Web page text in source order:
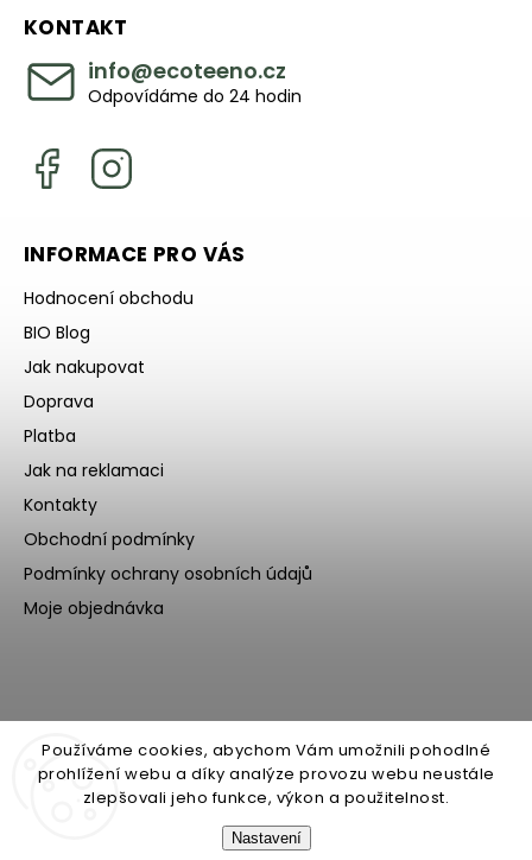
Používáme cookies, abychom Vám umožnili pohodlné
prohlížení webu a díky analýze provozu webu neustále
zlepšovali jeho funkce, výkon a použitelnost.
Nastavení
KONTAKT
info@ecoteeno.cz
Odpovídáme do 24 hodin
INFORMACE PRO VÁS
Hodnocení obchodu
BIO Blog
Jak nakupovat
Doprava
Platba
Jak na reklamaci
Kontakty
Obchodní podmínky
Podmínky ochrany osobních údajů
Moje objednávka